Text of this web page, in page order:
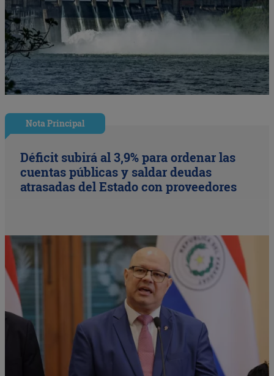
Nota Principal
Déficit subirá al 3,9% para ordenar las
cuentas públicas y saldar deudas
atrasadas del Estado con proveedores